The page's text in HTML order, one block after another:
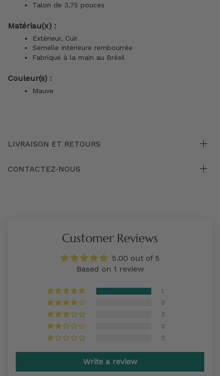
Talon de 3,75 pouces
Matériau(x) :
Extérieur, Cuir
Semelle intérieure rembourrée
Fabriqué à la main au Brésil
Couleur(s) :
Mauve
LIVRAISON ET RETOURS
CONTACTEZ-NOUS
Customer Reviews
5.00 out of 5
Based on 1 review
1
0
0
0
0
Write a review